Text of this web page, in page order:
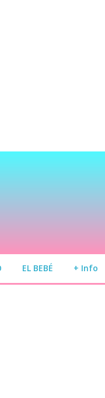
EL BEBÉ + Info